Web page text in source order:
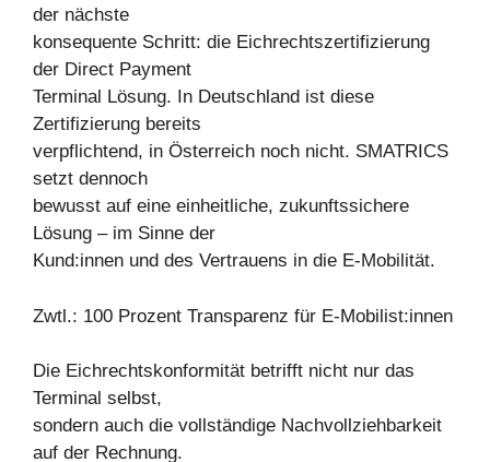
der nächste
konsequente Schritt: die Eichrechtszertifizierung
der Direct Payment
Terminal Lösung. In Deutschland ist diese
Zertifizierung bereits
verpflichtend, in Österreich noch nicht. SMATRICS
setzt dennoch
bewusst auf eine einheitliche, zukunftssichere
Lösung – im Sinne der
Kund:innen und des Vertrauens in die E-Mobilität.
Zwtl.: 100 Prozent Transparenz für E-Mobilist:innen
Die Eichrechtskonformität betrifft nicht nur das
Terminal selbst,
sondern auch die vollständige Nachvollziehbarkeit
auf der Rechnung.